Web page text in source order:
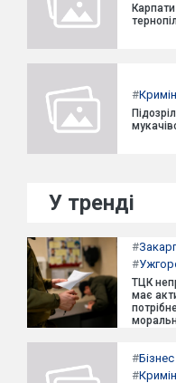
#
У тренді
#
#
ТЦК
має
#Бізнес
#